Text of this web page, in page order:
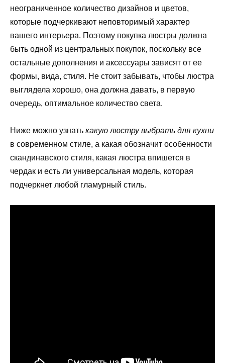
неограниченное количество дизайнов и цветов,
которые подчеркивают неповторимый характер
вашего интерьера. Поэтому покупка люстры должна
быть одной из центральных покупок, поскольку все
остальные дополнения и аксессуары зависят от ее
формы, вида, стиля. Не стоит забывать, чтобы люстра
выглядела хорошо, она должна давать, в первую
очередь, оптимальное количество света.
Ниже можно узнать какую люстру выбрать для кухни
в современном стиле, а какая обозначит особенности
скандинавского стиля, какая люстра впишется в
чердак и есть ли универсальная модель, которая
подчеркнет любой гламурный стиль.